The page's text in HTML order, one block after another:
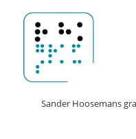
naar
de
hoofd
inhoud
Sander
HeaderSander Hoosemans